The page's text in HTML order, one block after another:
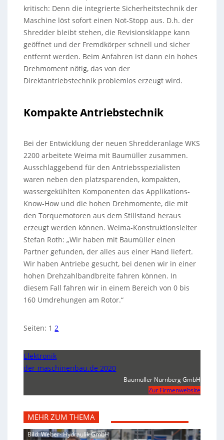
kritisch: Denn die integrierte Sicherheitstechnik der
Maschine löst sofort einen Not-Stopp aus. D.h. der
Shredder bleibt stehen, die Revisionsklappe kann
geöffnet und der Fremdkörper schnell und sicher
entfernt werden. Beim Anfahren ist dann ein hohes
Drehmoment nötig, das von der
Direktantriebstechnik problemlos erzeugt wird.
Kompakte Antriebstechnik
Bei der Entwicklung der neuen Shredderanlage WKS
2200 arbeitete Weima mit Baumüller zusammen.
Ausschlaggebend für den Antriebsspezialisten
waren neben den platzsparenden, kompakten,
wassergekühlten Komponenten das Applikations-
Know-How und die hohen Drehmomente, die mit
den Torquemotoren aus dem Stillstand heraus
erzeugt werden können. Weima-Konstruktionsleiter
Stefan Roth: „Wir haben mit Baumüller einen
Partner gefunden, der alles aus einer Hand liefert.
Wir haben Antriebe gesucht, bei denen wir in einer
hohen Drehzahlbandbreite fahren können. In
diesem Fall fahren wir in einem Bereich von 0 bis
160 Umdrehungen am Rotor.“
Seiten: 1 2
Elektronik
der-maschinenbau.de 2020
Baumüller Nürnberg GmbH
Zur Firmenwebsite
MEHR ZUM THEMA
Bild: Weber- Hydraulik GmbH